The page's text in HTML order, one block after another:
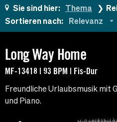
Sie sind hier: Thema
Sortieren nach:
Relevanz
Long Way Home
MF-13418 | 93 BPM | Fis-Dur
Freundliche Urlaubsmusik mit
und Piano.